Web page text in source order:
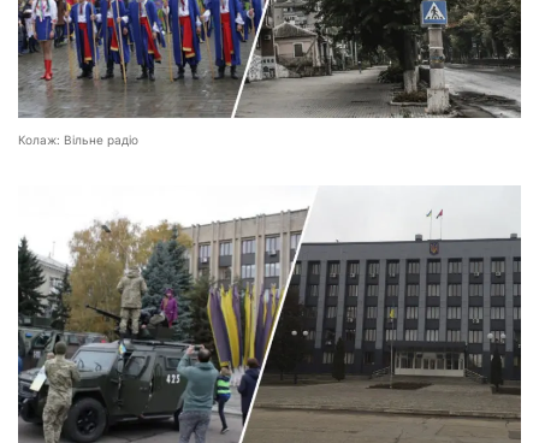
Колаж: Вільне радіо